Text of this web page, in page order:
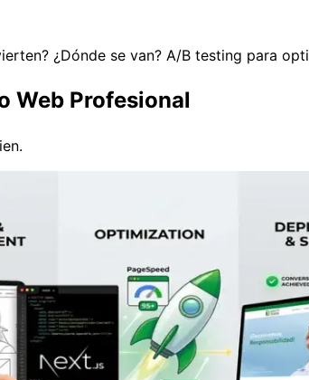
¿Dónde se van? A/B testing para
Web Profesional